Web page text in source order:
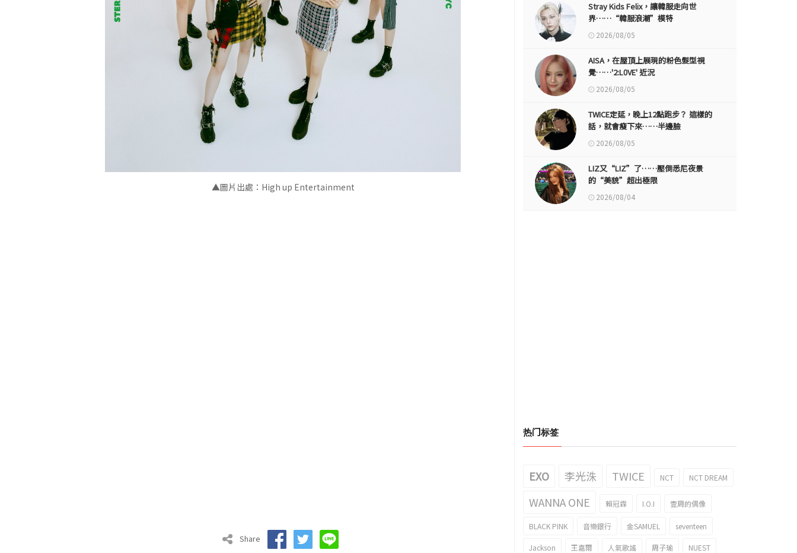
▲圖片出處：High up Entertainment
Share
Stray Kids Felix，讓韓服走向世
界……“韓服浪潮”模特
2026/08/05
AISA，在屋頂上展現的粉色髮型視
覺……'2:L0VE' 近況
2026/08/05
TWICE定延，晚上12點跑步？ 這樣的
話，就會瘦下來……半邊臉
2026/08/05
LIZ又“LIZ”了……壓倒悉尼夜景
的“美貌”超出極限
2026/08/04
热门标签
EXO 李光洙 TWICE NCT NCT DREAM
WANNA ONE 賴冠霖 I.O.I 壹周的偶像
BLACK PINK 音樂銀行 金SAMUEL seventeen
Jackson 王嘉爾 人氣歌謠 周子瑜 NUEST